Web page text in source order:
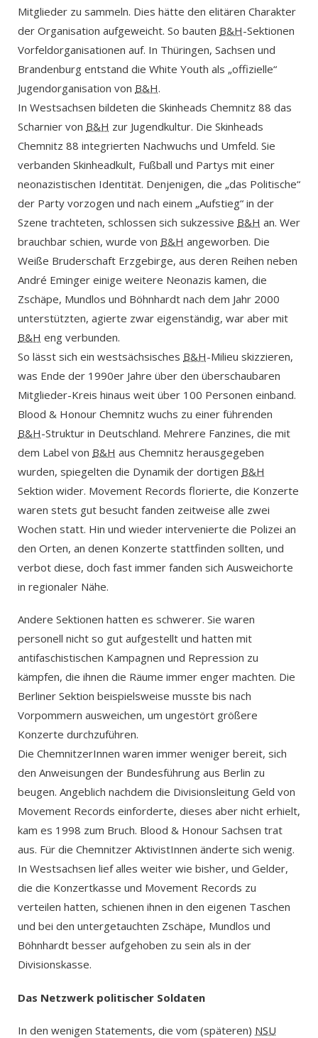
Mitglieder zu sammeln. Dies hätte den elitären Charakter
der Organisation aufgeweicht. So bauten B&H-Sektionen
Vorfeldorganisationen auf. In Thüringen, Sachsen und
Brandenburg entstand die White Youth als „offizielle“
Jugendorganisation von B&H.
In Westsachsen bildeten die Skinheads Chemnitz 88 das
Scharnier von B&H zur Jugendkultur. Die Skinheads
Chemnitz 88 integrierten Nachwuchs und Umfeld. Sie
verbanden Skinheadkult, Fußball und Partys mit einer
neonazistischen Identität. Denjenigen, die „das Politische“
der Party vorzogen und nach einem „Aufstieg“ in der
Szene trachteten, schlossen sich sukzessive B&H an. Wer
brauchbar schien, wurde von B&H angeworben. Die
Weiße Bruderschaft Erzgebirge, aus deren Reihen neben
André Eminger einige weitere Neonazis kamen, die
Zschäpe, Mundlos und Böhnhardt nach dem Jahr 2000
unterstützten, agierte zwar eigenständig, war aber mit
B&H eng verbunden.
So lässt sich ein westsächsisches B&H-Milieu skizzieren,
was Ende der 1990er Jahre über den überschaubaren
Mitglieder-Kreis hinaus weit über 100 Personen einband.
Blood & Honour Chemnitz wuchs zu einer führenden
B&H-Struktur in Deutschland. Mehrere Fanzines, die mit
dem Label von B&H aus Chemnitz herausgegeben
wurden, spiegelten die Dynamik der dortigen B&H
Sektion wider. Movement Records florierte, die Konzerte
waren stets gut besucht fanden zeitweise alle zwei
Wochen statt. Hin und wieder intervenierte die Polizei an
den Orten, an denen Konzerte stattfinden sollten, und
verbot diese, doch fast immer fanden sich Ausweichorte
in regionaler Nähe.
Andere Sektionen hatten es schwerer. Sie waren
personell nicht so gut aufgestellt und hatten mit
antifaschistischen Kampagnen und Repression zu
kämpfen, die ihnen die Räume immer enger machten. Die
Berliner Sektion beispielsweise musste bis nach
Vorpommern ausweichen, um ungestört größere
Konzerte durchzuführen.
Die ChemnitzerInnen waren immer weniger bereit, sich
den Anweisungen der Bundesführung aus Berlin zu
beugen. Angeblich nachdem die Divisionsleitung Geld von
Movement Records einforderte, dieses aber nicht erhielt,
kam es 1998 zum Bruch. Blood & Honour Sachsen trat
aus. Für die Chemnitzer AktivistInnen änderte sich wenig.
In Westsachsen lief alles weiter wie bisher, und Gelder,
die die Konzertkasse und Movement Records zu
verteilen hatten, schienen ihnen in den eigenen Taschen
und bei den untergetauchten Zschäpe, Mundlos und
Böhnhardt besser aufgehoben zu sein als in der
Divisionskasse.
Das Netzwerk politischer Soldaten
In den wenigen Statements, die vom (späteren) NSU